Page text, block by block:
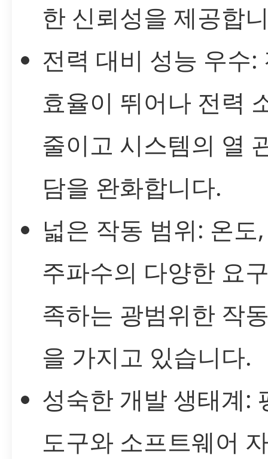
한 신뢰성을 제공합
전력 대비 성능 우수:
효율이 뛰어나 전력
줄이고 시스템의 열
담을 완화합니다.
넓은 작동 범위: 온도
주파수의 다양한 요
족하는 광범위한 작
을 가지고 있습니다.
성숙한 개발 생태계:
도구와 소프트웨어